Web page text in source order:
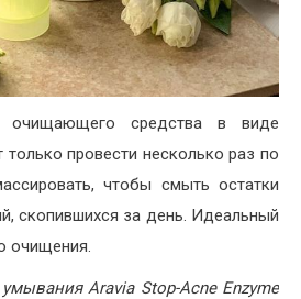
очищающего средства в виде
только провести несколько раз по
чтобы смыть остатки
скопившихся за день. Идеальный
очищения.
Aravia Stop-Acne Enzyme